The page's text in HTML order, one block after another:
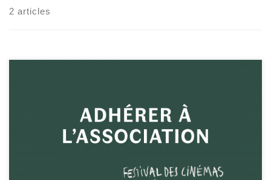
2 articles
Adhérer à l’association, c’est soutenir les actions du festival qui
sont de plus en plus […]